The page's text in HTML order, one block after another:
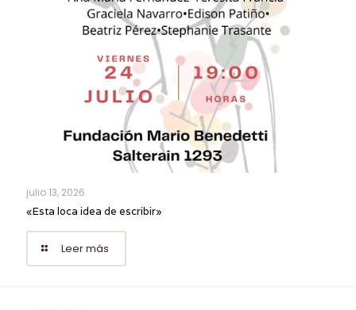
julio 13, 2026
«Esta loca idea de escribir»
Leer más